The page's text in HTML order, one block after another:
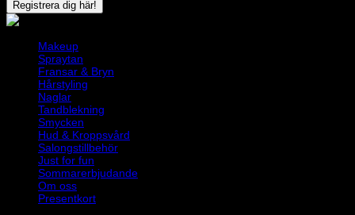
Makeup
Spraytan
Fransar & Bryn
Hårstyling
Naglar
Tandblekning
Smycken
Hud & Kroppsvård
Salongstillbehör
Just for fun
Sommarerbjudande
Om oss
Presentkort